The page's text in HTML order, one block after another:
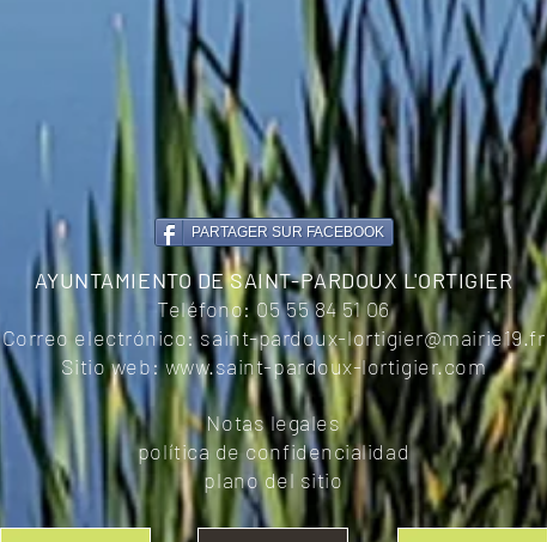
PARTAGER SUR FACEBOOK
AYUNTAMIENTO DE SAINT-PARDOUX L'ORTIGIER
Teléfono:05 55 84 51 06
Correo electrónico:saint-pardoux-lortigier@mairie19.fr
Sitio web:www.saint-pardoux-lortigier.com
Notas legales
política de confidencialidad
plano del sitio